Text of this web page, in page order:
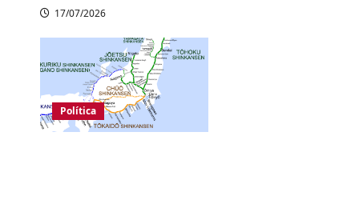
17/07/2026
Política